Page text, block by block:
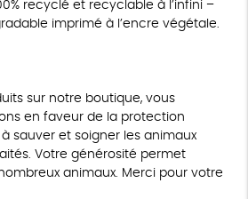
recyclé et recyclable à l’infini –
imprimé à l’encre végétale.
sur notre boutique, vous
en faveur de la protection
sauver et soigner les animaux
Votre générosité permet
animaux. Merci pour votre